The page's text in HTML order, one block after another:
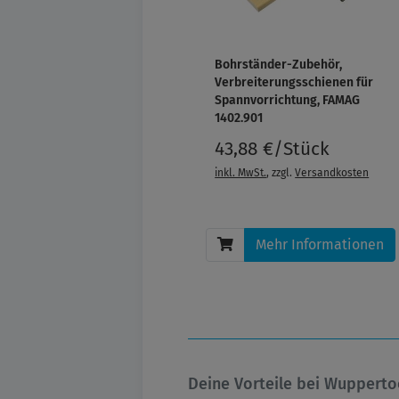
Bohrständer-Zubehör,
Verbreiterungsschienen für
Spannvorrichtung, FAMAG
1402.901
43,88 €/Stück
inkl. MwSt., zzgl.Versandkosten
Mehr Informationen
Deine Vorteile bei